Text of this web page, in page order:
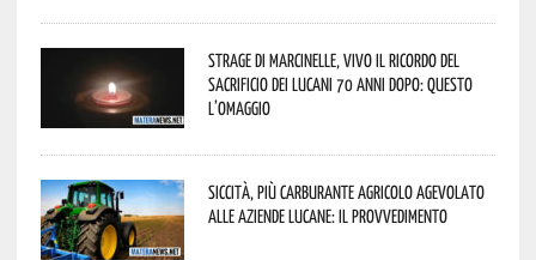
Strage di Marcinelle, vivo il ricordo del
sacrificio dei lucani 70 anni dopo: questo
l’omaggio
Siccità, più carburante agricolo agevolato
alle aziende lucane: il provvedimento